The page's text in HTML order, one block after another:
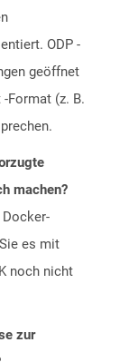
ODP -
geöffnet
Format (z. B.
machen?
es mit
noch nicht
zur